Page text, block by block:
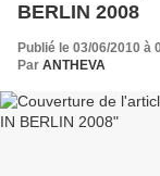
BERLIN 2008
Publié le 03/06/2010 à
Par ANTHEVA